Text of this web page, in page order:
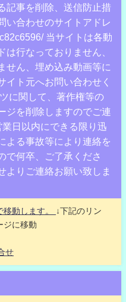
記事を削除、送信防止措
い合わせのサイトアドレ
当サイトは各動
は行なっておりません、
せん、埋め込み動画等に
イト元へお問い合わせく
に関して、著作権等の
ジを削除しますのでご連
日以内にできる限り迅
よる事故等により連絡を
で何卒、ご了承くださ
よりご連絡お願い致しま
移動します。
↓下記のリン
ジに移動
せ